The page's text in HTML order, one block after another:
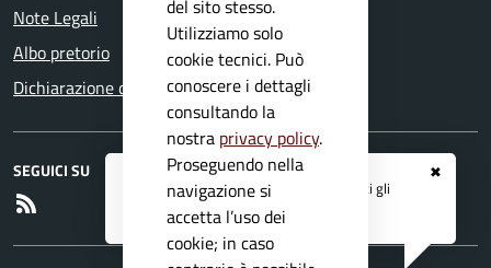
✖
Registrati ai serviziAPP IO
e ricevi tutti gli
aggiornamenti dall'Ente
Note Legali
Albo pretorio
Dichiarazione di accessibilità
SEGUICI SU
del sito stesso.
Utilizziamo solo
cookie tecnici. Può
conoscere i dettagli
consultando la
nostra privacy policy.
Proseguendo nella
navigazione si
accetta l’uso dei
cookie; in caso